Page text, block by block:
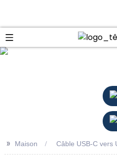
>> Maison Câble USB-C vers